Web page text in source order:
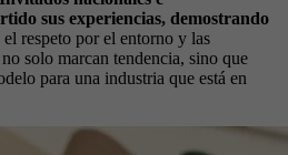
sus experiencias, demostrando
respeto por el entorno y las
solo marcan tendencia, sino que
para una industria que está en